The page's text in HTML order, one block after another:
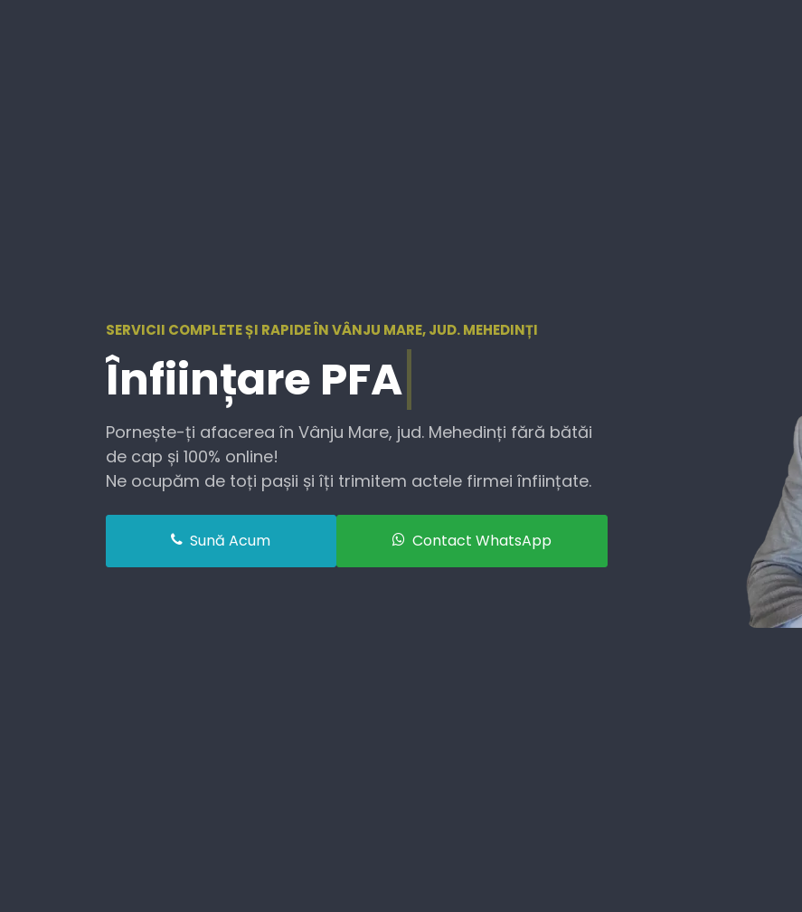
SERVICII COMPLETE ȘI RAPIDE ÎN VÂNJU MARE, JUD. MEHEDINȚI
Înființare PFA
Pornește-ți afacerea în Vânju Mare, jud. Mehedinți fără bătăi
de cap și 100% online!
Ne ocupăm de toți pașii și îți trimitem actele firmei înființate.
Sună Acum Contact WhatsApp